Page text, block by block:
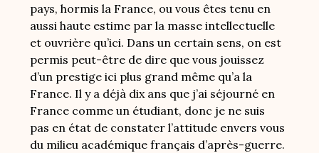
pays, hormis la France, ou vous êtes tenu en
aussi haute estime par la masse intellectuelle
et ouvrière qu’ici. Dans un certain sens, on est
permis peut-être de dire que vous jouissez
d’un prestige ici plus grand même qu’a la
France. Il y a déjà dix ans que j’ai séjourné en
France comme un étudiant, donc je ne suis
pas en état de constater l’attitude envers vous
du milieu académique français d’après-guerre.